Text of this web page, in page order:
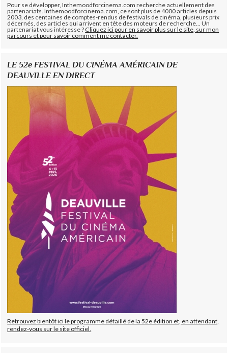
Pour se développer, Inthemoodforcinema.com recherche actuellement des
partenariats. Inthemoodforcinema.com, ce sont plus de 4000 articles depuis
2003, des centaines de comptes-rendus de festivals de cinéma, plusieurs prix
décernés, des articles qui arrivent en tête des moteurs de recherche... Un
partenariat vous intéresse ?Cliquez ici pour en savoir plus sur le site, sur mon
parcours et pour savoir comment me contacter.
LE 52e FESTIVAL DU CINÉMA AMÉRICAIN DE
DEAUVILLE EN DIRECT
Retrouvez bientôt ici le programme détaillé de la 52e édition et, en attendant,
rendez-vous sur le site officiel.